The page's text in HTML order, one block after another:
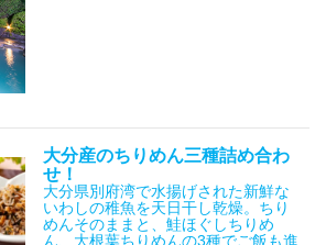
大分産のちりめん三種詰め合わ
せ！
大分県別府湾で水揚げされた新鮮な
いわしの稚魚を天日干し乾燥。ちり
めんそのままと、鮭ほぐしちりめ
ん、大根葉ちりめんの3種でご飯も進